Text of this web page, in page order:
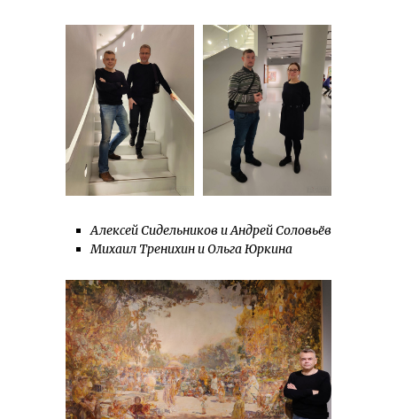
Алексей Сидельников и Андрей Соловьёв
Михаил Тренихин и Ольга Юркина